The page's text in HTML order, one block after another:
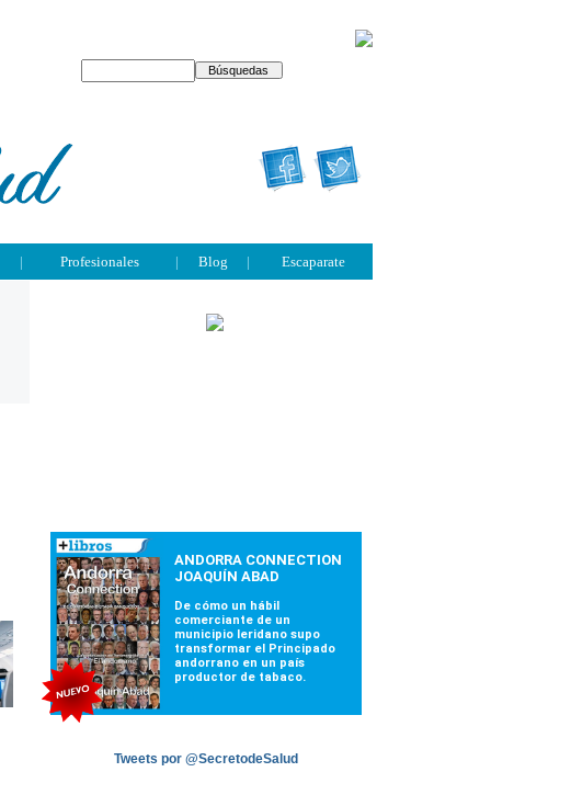
| Profesionales | Blog | Escaparate
Tweets por @SecretodeSalud